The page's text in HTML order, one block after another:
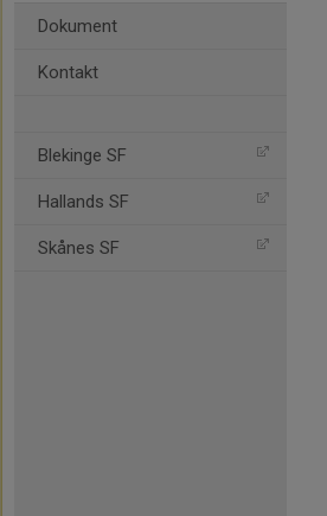
Dokument
Kontakt
Blekinge SF
Hallands SF
Skånes SF